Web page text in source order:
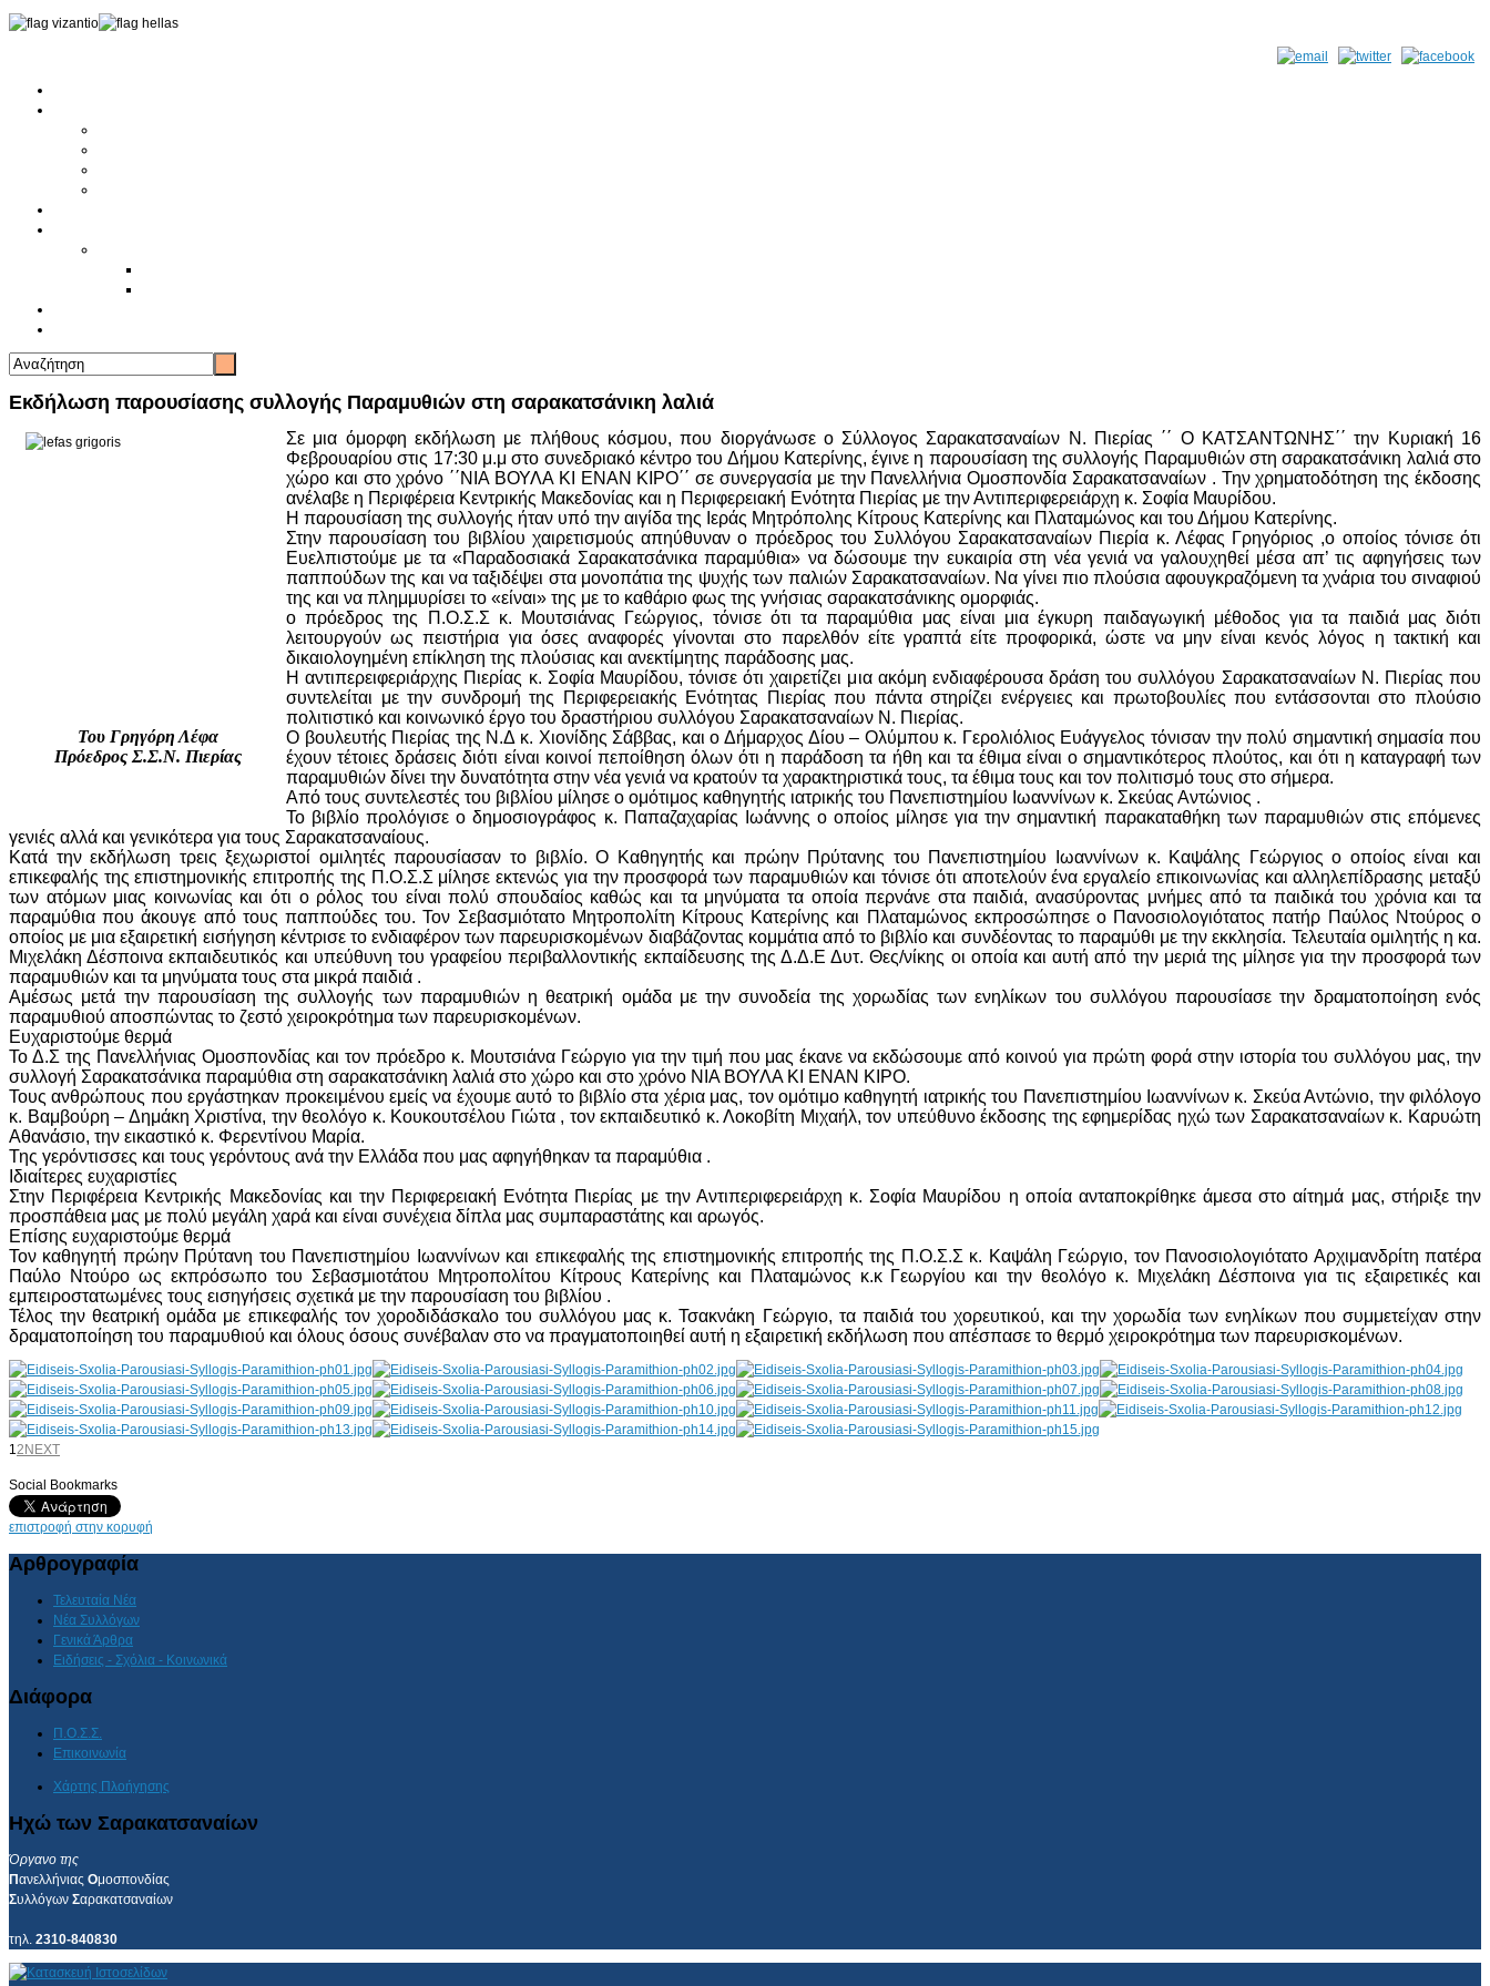
Εκδήλωση παρουσίασης συλλογής Παραμυθιών στη σαρακατσάνικη λαλιά
Του Γρηγόρη Λέφα
Πρόεδρος Σ.Σ.Ν. Πιερίας
Σε μια όμορφη εκδήλωση με πλήθους κόσμου, που διοργάνωσε ο Σύλλογος Σαρακατσαναίων Ν. Πιερίας ΄΄ Ο ΚΑΤΣΑΝΤΩΝΗΣ΄΄ την Κυριακή 16
Φεβρουαρίου στις 17:30 μ.μ στο συνεδριακό κέντρο του Δήμου Κατερίνης, έγινε η παρουσίαση της συλλογής Παραμυθιών στη σαρακατσάνικη λαλιά στο
χώρο και στο χρόνο ΄΄ΝΙΑ ΒΟΥΛΑ ΚΙ ΕΝΑΝ ΚΙΡΟ΄΄ σε συνεργασία με την Πανελλήνια Ομοσπονδία Σαρακατσαναίων . Την χρηματοδότηση της έκδοσης
ανέλαβε η Περιφέρεια Κεντρικής Μακεδονίας και η Περιφερειακή Ενότητα Πιερίας με την Αντιπεριφερειάρχη κ. Σοφία Μαυρίδου.
Η παρουσίαση της συλλογής ήταν υπό την αιγίδα της Ιεράς Μητρόπολης Κίτρους Κατερίνης και Πλαταμώνος και του Δήμου Κατερίνης.
Στην παρουσίαση του βιβλίου χαιρετισμούς απηύθυναν ο πρόεδρος του Συλλόγου Σαρακατσαναίων Πιερία κ. Λέφας Γρηγόριος ,ο οποίος τόνισε ότι
Ευελπιστούμε με τα «Παραδοσιακά Σαρακατσάνικα παραμύθια» να δώσουμε την ευκαιρία στη νέα γενιά να γαλουχηθεί μέσα απ’ τις αφηγήσεις των
παππούδων της και να ταξιδέψει στα μονοπάτια της ψυχής των παλιών Σαρακατσαναίων. Να γίνει πιο πλούσια αφουγκραζόμενη τα χνάρια του σιναφιού
της και να πλημμυρίσει το «είναι» της με το καθάριο φως της γνήσιας σαρακατσάνικης ομορφιάς.
ο πρόεδρος της Π.Ο.Σ.Σ κ. Μουτσιάνας Γεώργιος, τόνισε ότι τα παραμύθια μας είναι μια έγκυρη παιδαγωγική μέθοδος για τα παιδιά μας διότι
λειτουργούν ως πειστήρια για όσες αναφορές γίνονται στο παρελθόν είτε γραπτά είτε προφορικά, ώστε να μην είναι κενός λόγος η τακτική και
δικαιολογημένη επίκληση της πλούσιας και ανεκτίμητης παράδοσης μας.
Η αντιπερειφεριάρχης Πιερίας κ. Σοφία Μαυρίδου, τόνισε ότι χαιρετίζει μια ακόμη ενδιαφέρουσα δράση του συλλόγου Σαρακατσαναίων Ν. Πιερίας που
συντελείται με την συνδρομή της Περιφερειακής Ενότητας Πιερίας που πάντα στηρίζει ενέργειες και πρωτοβουλίες που εντάσσονται στο πλούσιο
πολιτιστικό και κοινωνικό έργο του δραστήριου συλλόγου Σαρακατσαναίων Ν. Πιερίας.
Ο βουλευτής Πιερίας της Ν.Δ κ. Χιονίδης Σάββας, και ο Δήμαρχος Δίου – Ολύμπου κ. Γερολιόλιος Ευάγγελος τόνισαν την πολύ σημαντική σημασία που
έχουν τέτοιες δράσεις διότι είναι κοινοί πεποίθηση όλων ότι η παράδοση τα ήθη και τα έθιμα είναι ο σημαντικότερος πλούτος, και ότι η καταγραφή των
παραμυθιών δίνει την δυνατότητα στην νέα γενιά να κρατούν τα χαρακτηριστικά τους, τα έθιμα τους και τον πολιτισμό τους στο σήμερα.
Από τους συντελεστές του βιβλίου μίλησε ο ομότιμος καθηγητής ιατρικής του Πανεπιστημίου Ιωαννίνων κ. Σκεύας Αντώνιος .
Το βιβλίο προλόγισε ο δημοσιογράφος κ. Παπαζαχαρίας Ιωάννης ο οποίος μίλησε για την σημαντική παρακαταθήκη των παραμυθιών στις επόμενες
γενιές αλλά και γενικότερα για τους Σαρακατσαναίους.
Κατά την εκδήλωση τρεις ξεχωριστοί ομιλητές παρουσίασαν το βιβλίο. Ο Καθηγητής και πρώην Πρύτανης του Πανεπιστημίου Ιωαννίνων κ. Καψάλης Γεώργιος ο οποίος είναι και
επικεφαλής της επιστημονικής επιτροπής της Π.Ο.Σ.Σ μίλησε εκτενώς για την προσφορά των παραμυθιών και τόνισε ότι αποτελούν ένα εργαλείο επικοινωνίας και αλληλεπίδρασης μεταξύ
των ατόμων μιας κοινωνίας και ότι ο ρόλος του είναι πολύ σπουδαίος καθώς και τα μηνύματα τα οποία περνάνε στα παιδιά, ανασύροντας μνήμες από τα παιδικά του χρόνια και τα
παραμύθια που άκουγε από τους παππούδες του. Τον Σεβασμιότατο Μητροπολίτη Κίτρους Κατερίνης και Πλαταμώνος εκπροσώπησε ο Πανοσιολογιότατος πατήρ Παύλος Ντούρος ο
οποίος με μια εξαιρετική εισήγηση κέντρισε το ενδιαφέρον των παρευρισκομένων διαβάζοντας κομμάτια από το βιβλίο και συνδέοντας το παραμύθι με την εκκλησία. Τελευταία ομιλητής η κα.
Μιχελάκη Δέσποινα εκπαιδευτικός και υπεύθυνη του γραφείου περιβαλλοντικής εκπαίδευσης της Δ.Δ.Ε Δυτ. Θες/νίκης οι οποία και αυτή από την μεριά της μίλησε για την προσφορά των
παραμυθιών και τα μηνύματα τους στα μικρά παιδιά .
Αμέσως μετά την παρουσίαση της συλλογής των παραμυθιών η θεατρική ομάδα με την συνοδεία της χορωδίας των ενηλίκων του συλλόγου παρουσίασε την δραματοποίηση ενός
παραμυθιού αποσπώντας το ζεστό χειροκρότημα των παρευρισκομένων.
Ευχαριστούμε θερμά
Το Δ.Σ της Πανελλήνιας Ομοσπονδίας και τον πρόεδρο κ. Μουτσιάνα Γεώργιο για την τιμή που μας έκανε να εκδώσουμε από κοινού για πρώτη φορά στην ιστορία του συλλόγου μας, την
συλλογή Σαρακατσάνικα παραμύθια στη σαρακατσάνικη λαλιά στο χώρο και στο χρόνο ΝΙΑ ΒΟΥΛΑ ΚΙ ΕΝΑΝ ΚΙΡΟ.
Τους ανθρώπους που εργάστηκαν προκειμένου εμείς να έχουμε αυτό το βιβλίο στα χέρια μας, τον ομότιμο καθηγητή ιατρικής του Πανεπιστημίου Ιωαννίνων κ. Σκεύα Αντώνιο, την φιλόλογο
κ. Βαμβούρη – Δημάκη Χριστίνα, την θεολόγο κ. Κουκουτσέλου Γιώτα , τον εκπαιδευτικό κ. Λοκοβίτη Μιχαήλ, τον υπεύθυνο έκδοσης της εφημερίδας ηχώ των Σαρακατσαναίων κ. Καρυώτη
Αθανάσιο, την εικαστικό κ. Φερεντίνου Μαρία.
Της γερόντισσες και τους γερόντους ανά την Ελλάδα που μας αφηγήθηκαν τα παραμύθια .
Ιδιαίτερες ευχαριστίες
Στην Περιφέρεια Κεντρικής Μακεδονίας και την Περιφερειακή Ενότητα Πιερίας με την Αντιπεριφερειάρχη κ. Σοφία Μαυρίδου η οποία ανταποκρίθηκε άμεσα στο αίτημά μας, στήριξε την
προσπάθεια μας με πολύ μεγάλη χαρά και είναι συνέχεια δίπλα μας συμπαραστάτης και αρωγός.
Επίσης ευχαριστούμε θερμά
Τον καθηγητή πρώην Πρύτανη του Πανεπιστημίου Ιωαννίνων και επικεφαλής της επιστημονικής επιτροπής της Π.Ο.Σ.Σ κ. Καψάλη Γεώργιο, τον Πανοσιολογιότατο Αρχιμανδρίτη πατέρα
Παύλο Ντούρο ως εκπρόσωπο του Σεβασμιοτάτου Μητροπολίτου Κίτρους Κατερίνης και Πλαταμώνος κ.κ Γεωργίου και την θεολόγο κ. Μιχελάκη Δέσποινα για τις εξαιρετικές και
εμπειροστατωμένες τους εισηγήσεις σχετικά με την παρουσίαση του βιβλίου .
Τέλος την θεατρική ομάδα με επικεφαλής τον χοροδιδάσκαλο του συλλόγου μας κ. Τσακνάκη Γεώργιο, τα παιδιά του χορευτικού, και την χορωδία των ενηλίκων που συμμετείχαν στην
δραματοποίηση του παραμυθιού και όλους όσους συνέβαλαν στο να πραγματοποιηθεί αυτή η εξαιρετική εκδήλωση που απέσπασε το θερμό χειροκρότημα των παρευρισκομένων.
12NEXT
AdmirorGallery 4.5.0 , author/s
Social Bookmarks
επιστροφή στην κορυφή
Αρθρογραφία
Τελευταία Νέα
Νέα Συλλόγων
Γενικά Άρθρα
Ειδήσεις - Σχόλια - Κοινωνικά
Διάφορα
Π.Ο.Σ.Σ.
Επικοινωνία
Χάρτης Πλοήγησης
Ηχώ των Σαρακατσαναίων
Όργανο της
Πανελλήνιας Ομοσπονδίας
Συλλόγων Σαρακατσαναίων
τηλ. 2310-840830